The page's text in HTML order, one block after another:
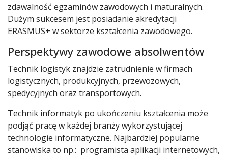
zdawalność egzaminów zawodowych i maturalnych.
Dużym sukcesem jest posiadanie akredytacji
ERASMUS+ w sektorze kształcenia zawodowego.
Perspektywy zawodowe absolwentów
Technik logistyk znajdzie zatrudnienie w firmach
logistycznych, produkcyjnych, przewozowych,
spedycyjnych oraz transportowych.
Technik informatyk po ukończeniu kształcenia może
podjąć pracę w każdej branży wykorzystującej
technologie informatyczne. Najbardziej popularne
stanowiska to np.: programista aplikacji internetowych,